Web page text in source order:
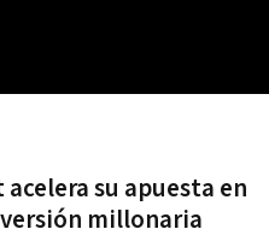
su apuesta en
millonaria